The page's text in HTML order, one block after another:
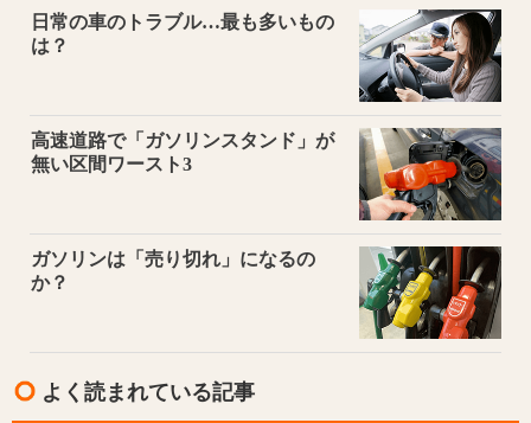
日常の車のトラブル…最も多いもの
は？
高速道路で「ガソリンスタンド」が
無い区間ワースト3
ガソリンは「売り切れ」になるの
か？
よく読まれている記事